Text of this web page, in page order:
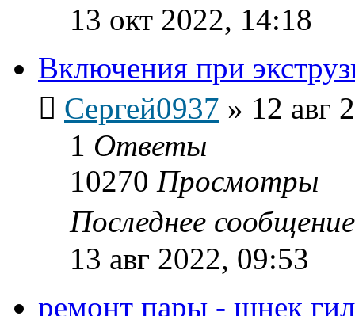
13 окт 2022, 14:18
Включения при
Сергей0937 » 12 авг
1 Ответы
10270 Просмотры
Последнее
13 авг 2022, 09:53
ремонт пары - шнек